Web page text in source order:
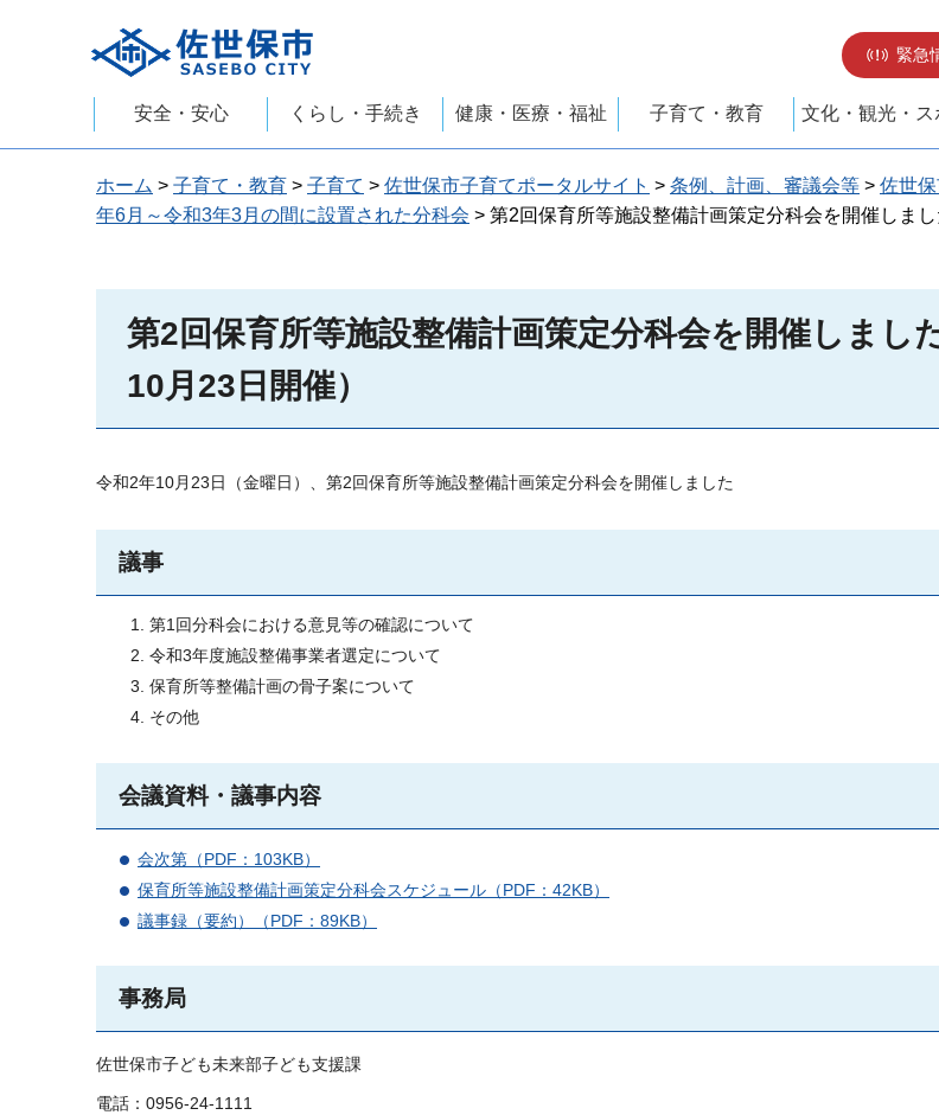
佐世保市
緊急
安全・安心 くらし・手続き 健康・医療・福祉 子育て・教育 文化・観光・ス
ホーム > 子育て・教育 > 子育て > 佐世保市子育てポータルサイト > 条例、計画、審議会等 > 佐世
年6月～令和3年3月の間に設置された分科会 > 第2回保育所等施設整備計画策定分科会を開催しま
第2回保育所等施設整備計画策定分科会を開催しまし
10月23日開催）
令和2年10月23日（金曜日）、第2回保育所等施設整備計画策定分科会を開催しました
議事
第1回分科会における意見等の確認について
令和3年度施設整備事業者選定について
保育所等整備計画の骨子案について
その他
会議資料・議事内容
会次第（PDF：103KB）
保育所等施設整備計画策定分科会スケジュール（PDF：42KB）
議事録（要約）（PDF：89KB）
事務局
佐世保市子ども未来部子ども支援課
電話：0956-24-1111